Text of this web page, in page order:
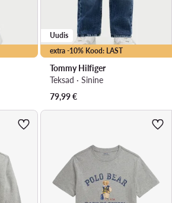
extra -10% Kood: LAST
Uudis
Tommy Hilfiger
Teksad · Sinine
79,99€